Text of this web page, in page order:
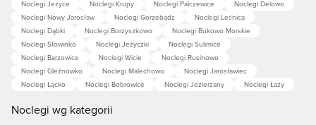
Noclegi Jeżyce Noclegi Krupy Noclegi Palczewice
Noclegi Delowo
Noclegi Nowy Jarosław
Noclegi Gorzebądz
Noclegi Leśnica
Noclegi Dąbki
Noclegi Borzyszkowo
Noclegi Bukowo Morskie
Noclegi Słowinko
Noclegi Jeżyczki
Noclegi Sulimice
Noclegi Barzowice
Noclegi Wicie
Noclegi Rusinowo
Noclegi Gleźnówko
Noclegi Malechowo
Noclegi Jarosławiec
Noclegi Łącko
Noclegi Bobrowice Noclegi Jezierzany Noclegi Łazy
Noclegi wg kategorii